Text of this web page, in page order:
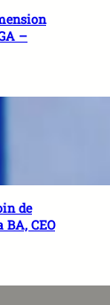
–
de
CEO